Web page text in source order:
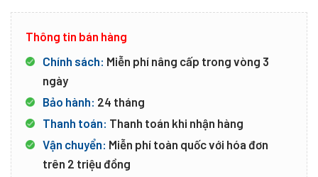
Thông tin bán hàng
Chính sách: Miễn phí nâng cấp trong vòng 3
ngày
Bảo hành: 24 tháng
Thanh toán: Thanh toán khi nhận hàng
Vận chuyển: Miễn phí toàn quốc với hóa đơn
trên 2 triệu đồng